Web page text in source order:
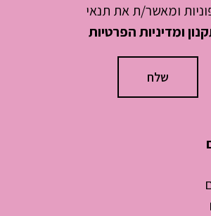
ומאשר/ת את תנאי
ומדיניות הפרטיות